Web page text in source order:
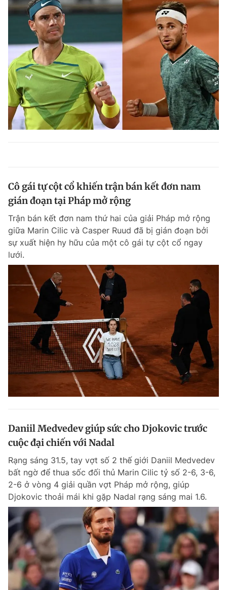
Cô gái tự cột cổ khiến trận bán kết đơn nam
gián đoạn tại Pháp mở rộng
Trận bán kết đơn nam thứ hai của giải Pháp mở rộng
giữa Marin Cilic và Casper Ruud đã bị gián đoạn bởi
sự xuất hiện hy hữu của một cô gái tự cột cổ ngay
lưới.
Daniil Medvedev giúp sức cho Djokovic trước
cuộc đại chiến với Nadal
Rạng sáng 31.5, tay vợt số 2 thế giới Daniil Medvedev
bất ngờ để thua sốc đối thủ Marin Cilic tỷ số 2-6, 3-6,
2-6 ở vòng 4 giải quần vợt Pháp mở rộng, giúp
Djokovic thoải mái khi gặp Nadal rạng sáng mai 1.6.